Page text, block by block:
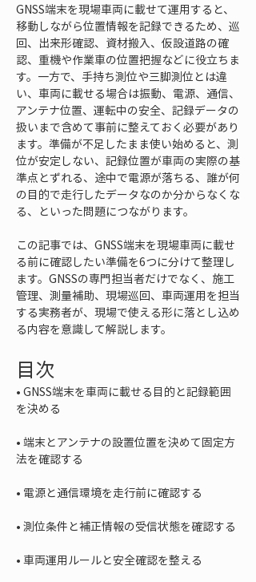
GNSS端末を現場車両に載せて運用すると、
移動しながら位置情報を記録できるため、巡
回、出来形確認、資材搬入、仮設道路の確
認、重機や作業車の位置把握などに役立ちま
す。一方で、手持ち測位や三脚測位とは違
い、車両に載せる場合は振動、電源、通信、
アンテナ位置、運転中の安全、記録データの
扱いまで含めて事前に整えておく必要があり
ます。準備が不足したまま使い始めると、測
位が安定しない、記録位置が車両の実際の基
準点とずれる、途中で電源が落ちる、誰が何
の目的で走行したデータなのか分からなくな
る、といった問題につながります。
この記事では、GNSS端末を現場車両に載せ
る前に確認したい準備を6つに分けて整理し
ます。GNSSの専門担当者だけでなく、施工
管理、測量補助、現場巡回、車両運用を担当
する実務者が、現場で使える形に落とし込め
る内容を意識して解説します。
目次
• GNSS端末を車両に載せる目的と記録範囲
• 端末とアンテナの設置位置を決めて固定方
•
•
•